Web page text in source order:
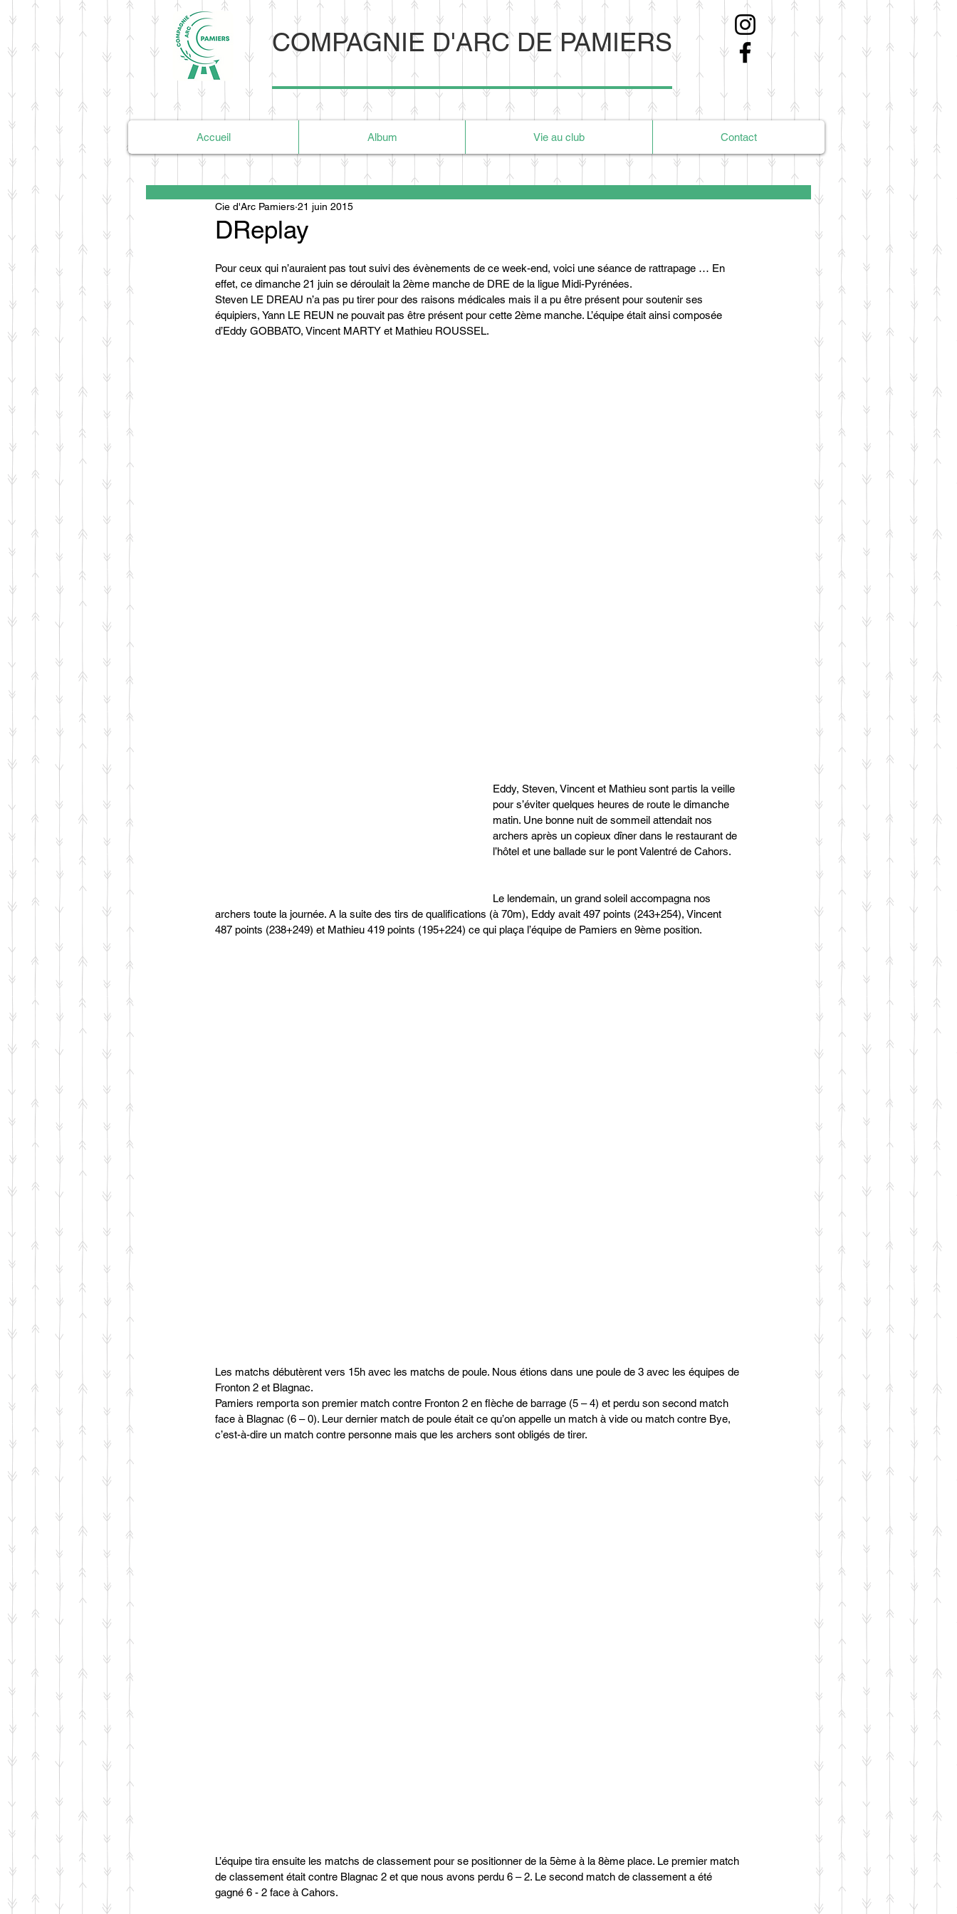
COMPAGNIE D'ARC DE PAMIERS
Accueil Album Vie au club Contact
DReplay
Cie d'Arc Pamiers 21 juin 2015
Pour ceux qui n’auraient pas tout suivi des évènements de ce week-end, voici une séance de rattrapage … En
effet, ce dimanche 21 juin se déroulait la 2ème manche de DRE de la ligue Midi-Pyrénées.
Steven LE DREAU n’a pas pu tirer pour des raisons médicales mais il a pu être présent pour soutenir ses
équipiers, Yann LE REUN ne pouvait pas être présent pour cette 2ème manche. L’équipe était ainsi composée
d’Eddy GOBBATO, Vincent MARTY et Mathieu ROUSSEL.
Eddy, Steven, Vincent et Mathieu sont partis la veille
pour s’éviter quelques heures de route le dimanche
matin. Une bonne nuit de sommeil attendait nos
archers après un copieux dîner dans le restaurant de
l’hôtel et une ballade sur le pont Valentré de Cahors.
Le lendemain, un grand soleil accompagna nos
archers toute la journée. A la suite des tirs de qualifications (à 70m), Eddy avait 497 points (243+254), Vincent
487 points (238+249) et Mathieu 419 points (195+224) ce qui plaça l’équipe de Pamiers en 9ème position.
Les matchs débutèrent vers 15h avec les matchs de poule. Nous étions dans une poule de 3 avec les équipes de
Fronton 2 et Blagnac.
Pamiers remporta son premier match contre Fronton 2 en flèche de barrage (5 – 4) et perdu son second match
face à Blagnac (6 – 0). Leur dernier match de poule était ce qu’on appelle un match à vide ou match contre Bye,
c’est-à-dire un match contre personne mais que les archers sont obligés de tirer.
L’équipe tira ensuite les matchs de classement pour se positionner de la 5ème à la 8ème place. Le premier match
de classement était contre Blagnac 2 et que nous avons perdu 6 – 2. Le second match de classement a été
gagné 6 - 2 face à Cahors.